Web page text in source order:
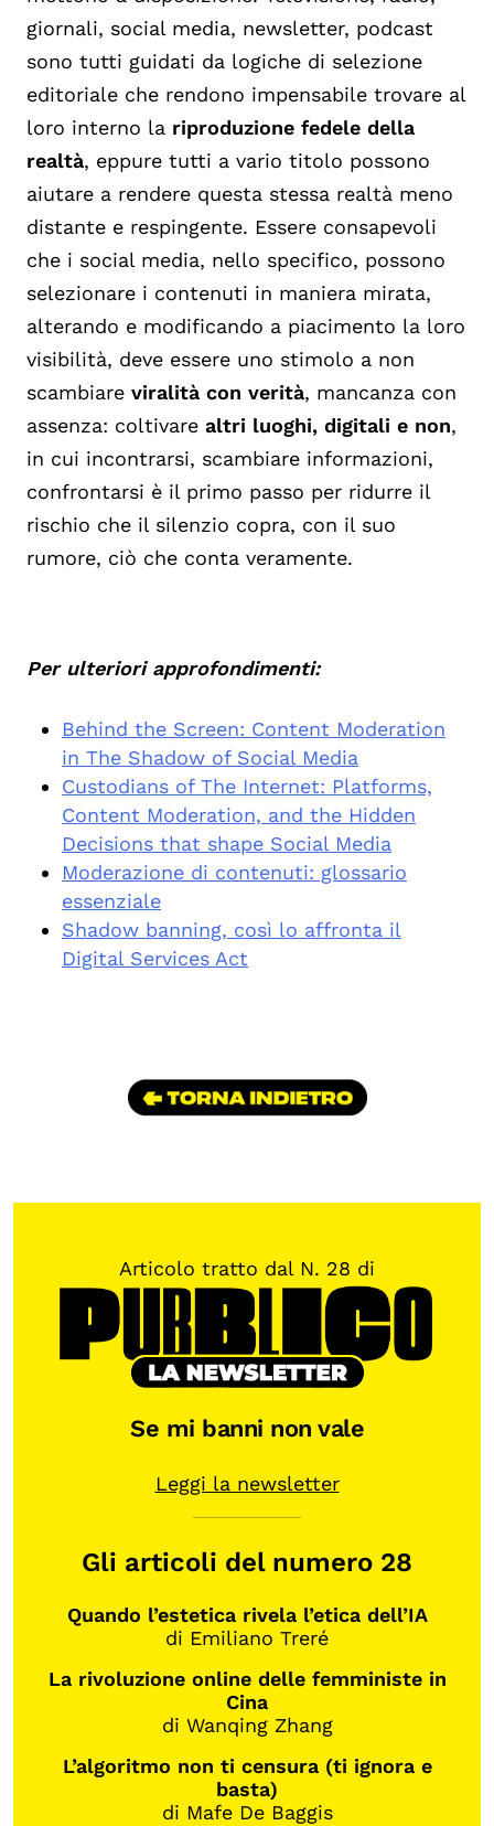
giornali, social media, newsletter, podcast
sono tutti guidati da logiche di selezione
editoriale che rendono impensabile trovare al
loro interno la riproduzione fedele della
realtà, eppure tutti a vario titolo possono
aiutare a rendere questa stessa realtà meno
distante e respingente. Essere consapevoli
che i social media, nello specifico, possono
selezionare i contenuti in maniera mirata,
alterando e modificando a piacimento la loro
visibilità, deve essere uno stimolo a non
scambiare viralità con verità, mancanza con
assenza: coltivare altri luoghi, digitali e non,
in cui incontrarsi, scambiare informazioni,
confrontarsi è il primo passo per ridurre il
rischio che il silenzio copra, con il suo
rumore, ciò che conta veramente.
Per ulteriori approfondimenti:
Behind the Screen: Content Moderation
in The Shadow of Social Media
Custodians of The Internet: Platforms,
Content Moderation, and the Hidden
Decisions that shape Social Media
Moderazione di contenuti: glossario
essenziale
Shadow banning, così lo affronta il
Digital Services Act
Articolo tratto dal N. 28 di
Se mi banni non vale
Leggi la newsletter
Gli articoli del numero 28
Quando l’estetica rivela l’etica dell’IA
di Emiliano Treré
La rivoluzione online delle femministe in
Cina
di Wanqing Zhang
L’algoritmo non ti censura (ti ignora e
basta)
di Mafe De Baggis